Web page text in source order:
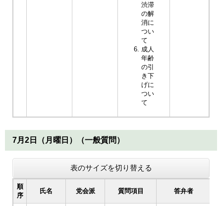
渋滞
の解
消に
つい
て
成人
年齢
の引
き下
げに
つい
て
7月2日（月曜日）（一般質問）
表のサイズを切り替える
順
序
氏名 党会派 質問項目 答弁者